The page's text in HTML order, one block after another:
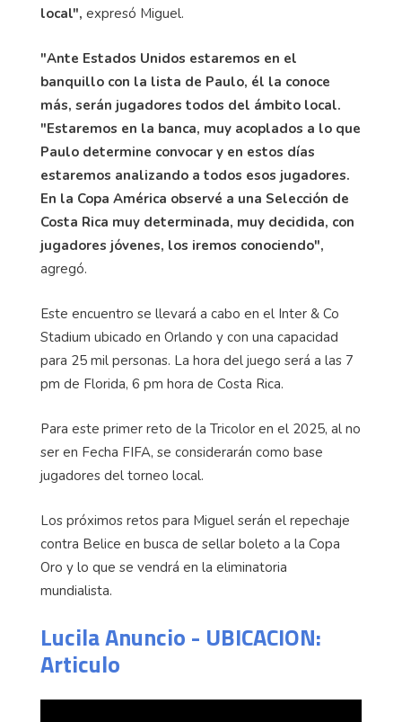
local", expresó Miguel.
"Ante Estados Unidos estaremos en el
banquillo con la lista de Paulo, él la conoce
más, serán jugadores todos del ámbito local.
"Estaremos en la banca, muy acoplados a lo que
Paulo determine convocar y en estos días
estaremos analizando a todos esos jugadores.
En la Copa América observé a una Selección de
Costa Rica muy determinada, muy decidida, con
jugadores jóvenes, los iremos conociendo",
agregó.
Este encuentro se llevará a cabo en el Inter & Co
Stadium ubicado en Orlando y con una capacidad
para 25 mil personas. La hora del juego será a las 7
pm de Florida, 6 pm hora de Costa Rica.
Para este primer reto de la Tricolor en el 2025, al no
ser en Fecha FIFA, se considerarán como base
jugadores del torneo local.
Los próximos retos para Miguel serán el repechaje
contra Belice en busca de sellar boleto a la Copa
Oro y lo que se vendrá en la eliminatoria
mundialista.
Lucila Anuncio - UBICACION:
Articulo